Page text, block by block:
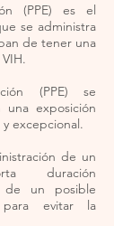
(PPE) es el
se administra
de tener una
(PPE) se
una exposición
excepcional.
de un
duración
de un posible
evitar la